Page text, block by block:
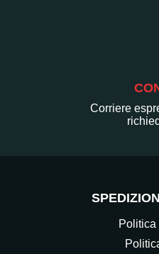
Corriere
Politica